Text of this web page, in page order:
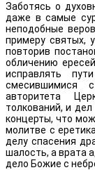
Заботясь о
даже в самые
неподобные
примеру святых,
повторив
обличению
исправлять
смесившимися
авторитета
толкований, и
концерты, что
молитве с
делу спасения
шалость, а врата
дело Божие с